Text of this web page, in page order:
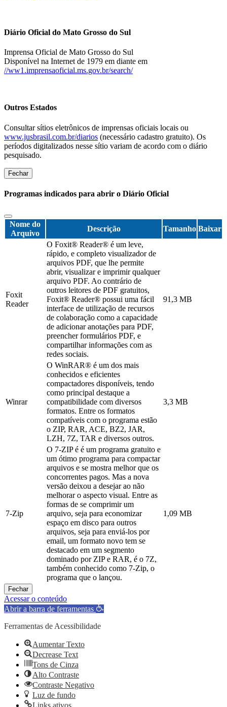
Diário Oficial do Mato Grosso do Sul
Imprensa Oficial de Mato Grosso do Sul
Disponível na Internet de 1979 em diante em
//ww1.imprensaoficial.ms.gov.br/search/
Outros Estados
Consultar sítios eletrônicos de imprensas oficiais locais ou
www.jusbrasil.com.br/diarios (necessário cadastro gratuito). Os
períodos digitalizados nesse sítio variam de acordo com o diário
pesquisado.
Fechar
Programas indicados para abrir o Diário Oficial
Nome do
Arquivo
Descrição Tamanho Baixar
Foxit
Reader
O Foxit® Reader® é um leve,
rápido, e completo visualizador de
arquivos PDF, que lhe permite
abrir, visualizar e imprimir qualquer
arquivo PDF. Ao contrário de
outros leitores de PDF gratuitos,
Foxit® Reader® possui uma fácil
interface de utilização de recursos
de colaboração como a capacidade
de adicionar anotações para PDF,
preencher formulários PDF, e
compartilhar informações com as
redes sociais.
91,3 MB
Winrar
O WinRAR® é um dos mais
conhecidos e eficientes
compactadores disponíveis, tendo
como principal destaque a
compatibilidade com diversos
formatos. Entre os formatos
compatíveis com o programa estão
o ZIP, RAR, ACE, BZ2, JAR,
LZH, 7Z, TAR e diversos outros.
3,3 MB
7-Zip
O 7-ZIP é é um programa gratuito e
um ótimo programa para compactar
arquivos e se mostra melhor que os
concorrentes pagos. Mas a nova
versão deixou a desejar ao não
melhorar o aspecto visual. Entre as
formas de se comprimir um
arquivo, seja para economizar
espaço em disco para outros
arquivos, seja para enviá-los por
email, um formato novo tem se
destacado em um segmento
dominado por ZIP e RAR, é o 7Z,
também conhecido como 7-Zip, o
programa que o lançou.
1,09 MB
Fechar
Acessar o conteúdo
Abrir a barra de ferramentas
Ferramentas de Acessibilidade
Aumentar Texto
Decrease Text
Tons de Cinza
Alto Contraste
Contraste Negativo
Luz de fundo
Links ativos